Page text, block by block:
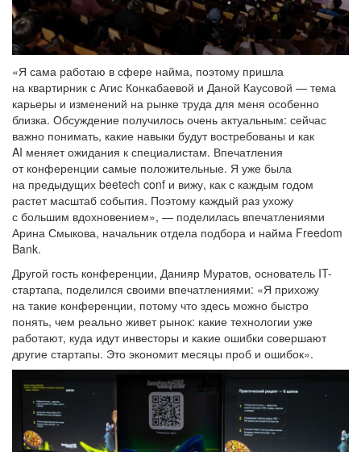
«Я сама работаю в сфере найма, поэтому пришла
на квартирник с Агис Конкабаевой и Даной Каусовой — тема
карьеры и изменений на рынке труда для меня особенно
близка. Обсуждение получилось очень актуальным: сейчас
важно понимать, какие навыки будут востребованы и как
AI меняет ожидания к специалистам. Впечатления
от конференции самые положительные. Я уже была
на предыдущих beetech conf и вижу, как с каждым годом
растет масштаб события. Поэтому каждый раз ухожу
с большим вдохновением», — поделилась впечатлениями
Арина Смыкова, начальник отдела подбора и найма Freedom
Bank.
Другой гость конференции, Данияр Муратов, основатель IT-
стартапа, поделился своими впечатлениями: «Я прихожу
на такие конференции, потому что здесь можно быстро
понять, чем реально живет рынок: какие технологии уже
работают, куда идут инвесторы и какие ошибки совершают
другие стартапы. Это экономит месяцы проб и ошибок».